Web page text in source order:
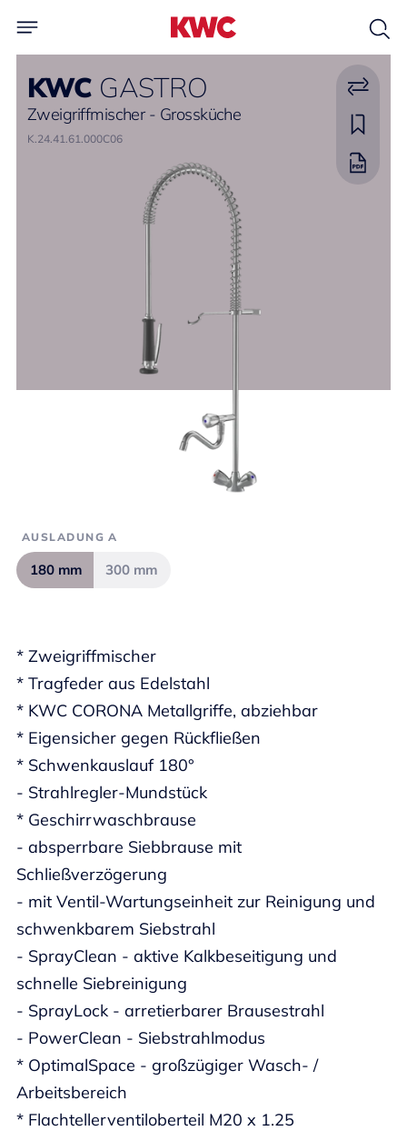
KWC GASTRO
Zweigriffmischer - Grossküche
K.24.41.61.000C06
* Zweigriffmischer
* Tragfeder aus Edelstahl
* KWC CORONA Metallgriffe, abziehbar
* Eigensicher gegen Rückfließen
* Schwenkauslauf 180°
- Strahlregler-Mundstück
* Geschirrwaschbrause
- absperrbare Siebbrause mit
Schließverzögerung
- mit Ventil-Wartungseinheit zur Reinigung und
schwenkbarem Siebstrahl
- SprayClean - aktive Kalkbeseitigung und
schnelle Siebreinigung
- SprayLock - arretierbarer Brausestrahl
- PowerClean - Siebstrahlmodus
* OptimalSpace - großzügiger Wasch- /
Arbeitsbereich
* Flachtellerventiloberteil M20 x 1.25
AUSLADUNG A
180 mm 300 mm